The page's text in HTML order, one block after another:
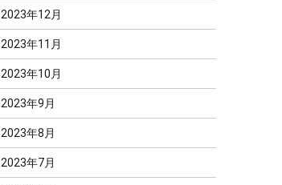
2023年12月
2023年11月
2023年10月
2023年9月
2023年8月
2023年7月